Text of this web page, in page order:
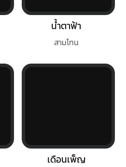
น้ำตาฟ้า
สามโทน
เดือนเพ็ญ